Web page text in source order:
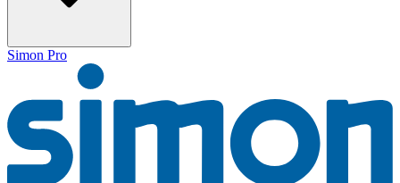
Simon Pro